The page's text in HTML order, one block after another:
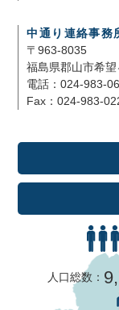
中通り連絡事務
〒963-8035
福島県郡山市希
電話：024-983-
Fax：024-983-
人口総数：